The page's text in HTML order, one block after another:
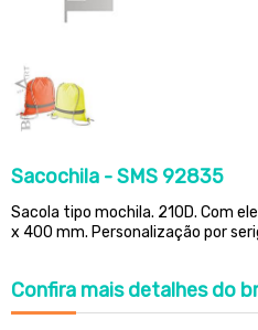
Sacochila - SMS 92835
Sacola tipo mochila. 210D. Com
x 400 mm. Personalização por
Confira mais detalhes do